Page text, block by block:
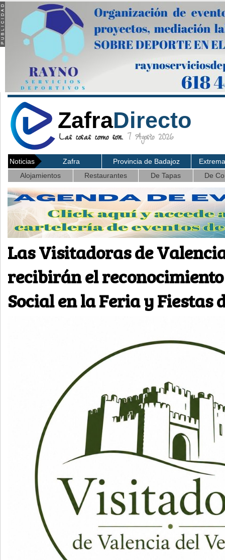
ZafraDirecto
Las cosas como son. 7 Agosto 2026
Noticias Zafra Provincia de Badajoz
Alojamientos
Restaurantes De Tapas De
Las Visitadoras de
recibirán el
Social en la Feria y Fiestas